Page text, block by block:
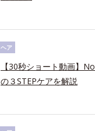
ヘア
【30秒ショート動画】
の３STEPケアを解説